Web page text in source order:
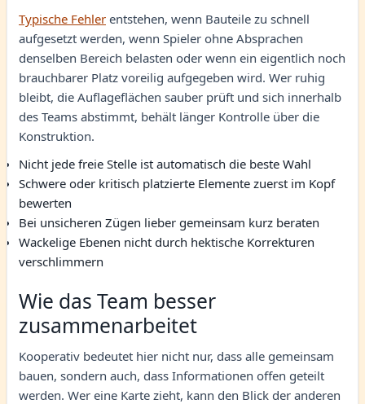
Typische Fehler entstehen, wenn Bauteile zu schnell
aufgesetzt werden, wenn Spieler ohne Absprachen
denselben Bereich belasten oder wenn ein eigentlich noch
brauchbarer Platz voreilig aufgegeben wird. Wer ruhig
bleibt, die Auflageflächen sauber prüft und sich innerhalb
des Teams abstimmt, behält länger Kontrolle über die
Konstruktion.
Nicht jede freie Stelle ist automatisch die beste Wahl
Schwere oder kritisch platzierte Elemente zuerst im Kopf
bewerten
Bei unsicheren Zügen lieber gemeinsam kurz beraten
Wackelige Ebenen nicht durch hektische Korrekturen
verschlimmern
Wie das Team besser
zusammenarbeitet
Kooperativ bedeutet hier nicht nur, dass alle gemeinsam
bauen, sondern auch, dass Informationen offen geteilt
werden. Wer eine Karte zieht, kann den Blick der anderen